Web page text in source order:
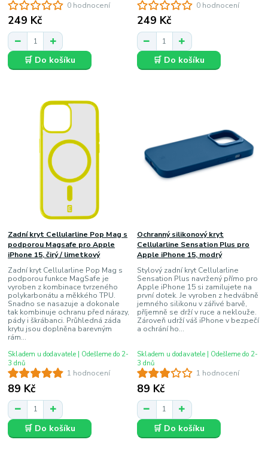
0 hodnocení
249 Kč
🛒 Do košíku
0 hodnocení
249 Kč
🛒 Do košíku
1 hodnocení
Zadní kryt Cellularline Pop Mag s
podporou Magsafe pro Apple
iPhone 15, čirý / limetkový
Zadní kryt Cellularline Pop Mag s
podporou funkce MagSafe je
vyroben z kombinace tvrzeného
polykarbonátu a měkkého TPU.
Snadno se nasazuje a dokonale
tak kombinuje ochranu před nárazy,
pády i škrábanci. Průhledná záda
krytu jsou doplněna barevným
rám...
89 Kč
Skladem u dodavatele | Odešleme do 2-
3 dnů
🛒 Do košíku
1 hodnocení
Ochranný silikonový kryt
Cellularline Sensation Plus pro
Apple iPhone 15, modrý
Stylový zadní kryt Cellularline
Sensation Plus navržený přímo pro
Apple iPhone 15 si zamilujete na
první dotek. Je vyroben z hedvábně
jemného silikonu v zářivé barvě,
příjemně se drží v ruce a neklouže.
Zároveň udrží váš iPhone v bezpečí
a ochrání ho...
89 Kč
Skladem u dodavatele | Odešleme do 2-
3 dnů
🛒 Do košíku